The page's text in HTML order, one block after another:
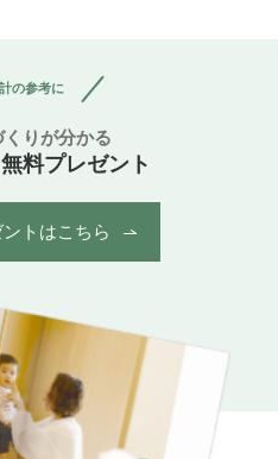
の参考に
りが分かる
料プレゼント
トはこちら